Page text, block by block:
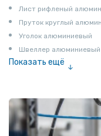
Лист рифленый
Пруток круглый
Уголок алюминиевый
Швеллер алюминиевый
Показать ещё
Шина
Алюминиевая плита
Z профиль алюминиевый